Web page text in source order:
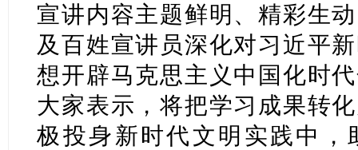
宣讲内容主题鲜明、精彩生
及百姓宣讲员深化对习近平
想开辟马克思主义中国化时
大家表示，将把学习成果转
极投身新时代文明实践中，